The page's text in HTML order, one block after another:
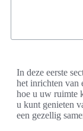
In deze eerste
het inrichten van
hoe u uw ruimte
u kunt genieten
een gezellig